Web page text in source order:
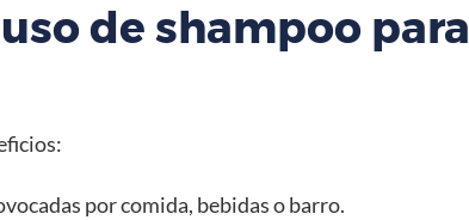
de shampoo para
por comida, bebidas o barro.